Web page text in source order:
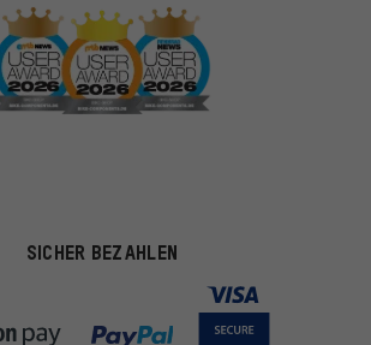
SICHER BEZAHLEN